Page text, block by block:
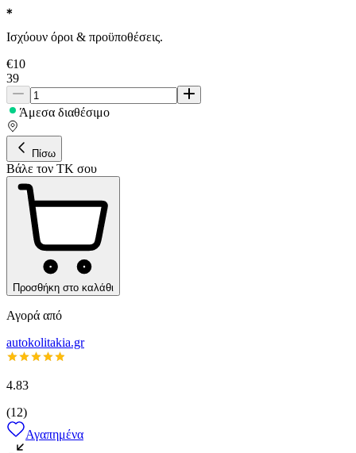
Ισχύουν όροι & προϋποθέσεις.
€10
39
Άμεσα διαθέσιμο
Πίσω
Βάλε τον ΤΚ σου
Προσθήκη στο καλάθι
Αγορά από
autokolitakia.gr
4.83
(12)
Αγαπημένα